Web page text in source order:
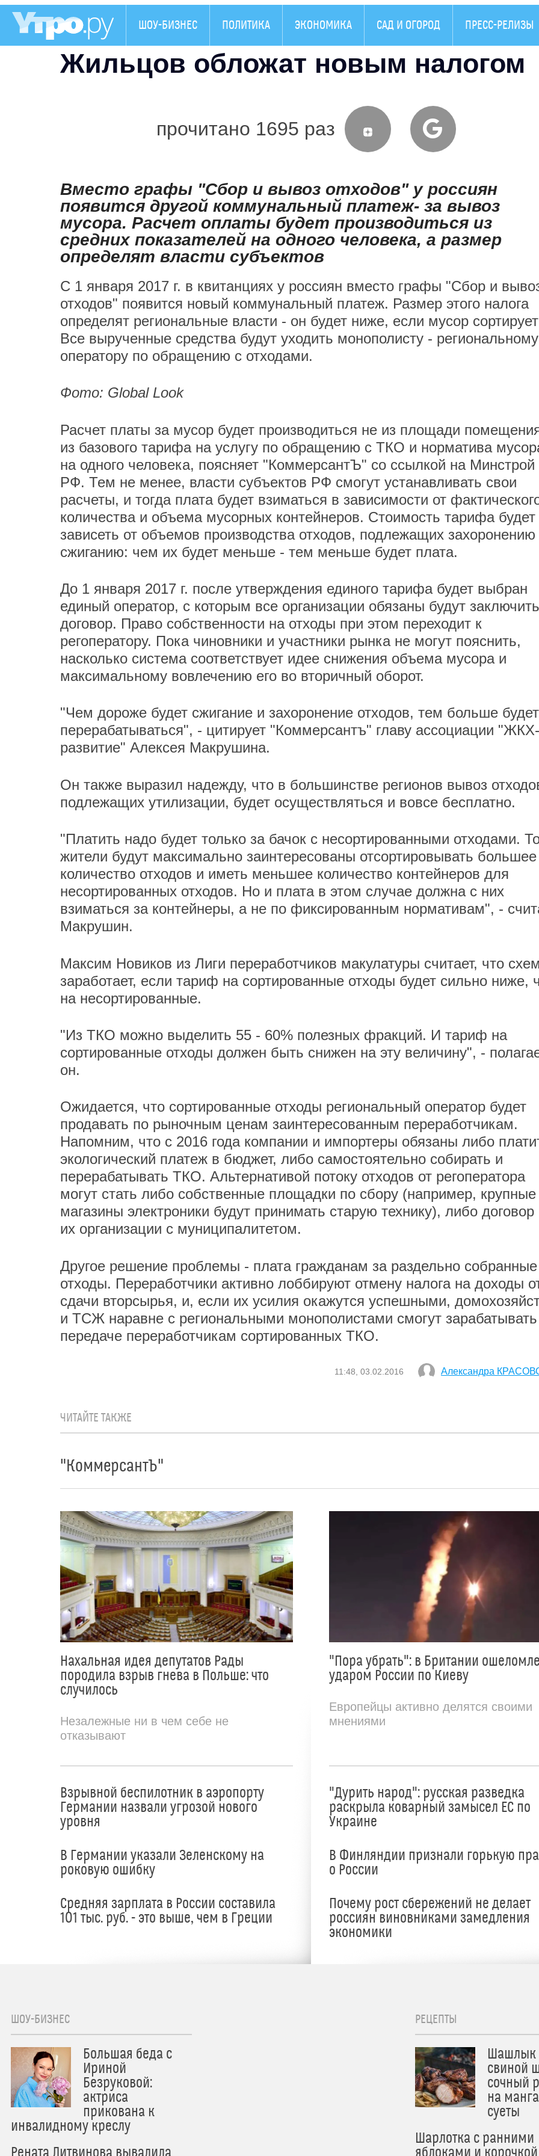
ШОУ-БИЗНЕС ПОЛИТИКА ЭКОНОМИКА САД И ОГОРОД ПРЕСС-РЕЛИЗЫ
Жильцов обложат новым налогом
прочитано 1695 раз
Вместо графы "Сбор и вывоз отходов" у россиян
появится другой коммунальный платеж- за вывоз
мусора. Расчет оплаты будет производиться из
средних показателей на одного человека, а размер
определят власти субъектов
С 1 января 2017 г. в квитанциях у россиян вместо графы "Сбор и
отходов" появится новый коммунальный платеж. Размер этого налога
определят региональные власти - он будет ниже, если мусор
Все вырученные средства будут уходить монополисту - региональному
оператору по обращению с отходами.
Фото: Global Look
Расчет платы за мусор будет производиться не из площади
из базового тарифа на услугу по обращению с ТКО и норматива
на одного человека, поясняет "КоммерсантЪ" со ссылкой на Минстрой
РФ. Тем не менее, власти субъектов РФ смогут устанавливать свои
расчеты, и тогда плата будет взиматься в зависимости от
количества и объема мусорных контейнеров. Стоимость тарифа будет
зависеть от объемов производства отходов, подлежащих захоронению
сжиганию: чем их будет меньше - тем меньше будет плата.
До 1 января 2017 г. после утверждения единого тарифа будет выбран
единый оператор, с которым все организации обязаны будут заключить
договор. Право собственности на отходы при этом переходит к
регоператору. Пока чиновники и участники рынка не могут пояснить,
насколько система соответствует идее снижения объема мусора и
максимальному вовлечению его во вторичный оборот.
"Чем дороже будет сжигание и захоронение отходов, тем больше будет
перерабатываться", - цитирует "Коммерсантъ" главу ассоциации "ЖКХ-
развитие" Алексея Макрушина.
Он также выразил надежду, что в большинстве регионов вывоз
подлежащих утилизации, будет осуществляться и вовсе бесплатно.
"Платить надо будет только за бачок с несортированными отходами.
жители будут максимально заинтересованы отсортировывать большее
количество отходов и иметь меньшее количество контейнеров для
несортированных отходов. Но и плата в этом случае должна с них
взиматься за контейнеры, а не по фиксированным нормативам", -
Макрушин.
Максим Новиков из Лиги переработчиков макулатуры считает, что
заработает, если тариф на сортированные отходы будет сильно ниже,
на несортированные.
"Из ТКО можно выделить 55 - 60% полезных фракций. И тариф на
сортированные отходы должен быть снижен на эту величину", -
он.
Ожидается, что сортированные отходы региональный оператор будет
продавать по рыночным ценам заинтересованным переработчикам.
Напомним, что с 2016 года компании и импортеры обязаны либо
экологический платеж в бюджет, либо самостоятельно собирать и
перерабатывать ТКО. Альтернативой потоку отходов от регоператора
могут стать либо собственные площадки по сбору (например, крупные
магазины электроники будут принимать старую технику), либо договор
их организации с муниципалитетом.
Другое решение проблемы - плата гражданам за раздельно собранные
отходы. Переработчики активно лоббируют отмену налога на доходы
сдачи вторсырья, и, если их усилия окажутся успешными,
и ТСЖ наравне с региональными монополистами смогут
передаче переработчикам сортированных ТКО.
11:48, 03.02.2016 Александра
ЧИТАЙТЕ ТАКЖЕ
"КоммерсантЪ"
Нахальная идея депутатов Рады
породила взрыв гнева в Польше: что
случилось
Незалежные ни в чем себе не
отказывают
Взрывной беспилотник в аэропорту
Германии назвали угрозой нового
уровня
В Германии указали Зеленскому на
роковую ошибку
Средняя зарплата в России составила
101 тыс. руб. - это выше, чем в Греции
"Пора убрать": в Британии
ударом России по Киеву
Европейцы активно делятся своими
мнениями
"Дурить народ": русская разведка
раскрыла коварный замысел ЕС по
Украине
В Финляндии признали горькую
о России
Почему рост сбережений не делает
россиян виновниками замедления
экономики
ШОУ-БИЗНЕС
Большая беда с
Ириной
Безруковой:
актриса
прикована к
инвалидному креслу
РЕЦЕПТЫ
Шашлык
свиной
сочный
на
суеты
Шарлотка с ранними